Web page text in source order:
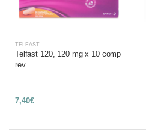
TELFAST
Telfast 120, 120 mg x 10 comp
rev
7,40€